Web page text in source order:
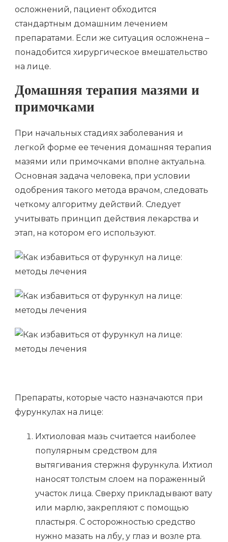
осложнений, пациент обходится
стандартным домашним лечением
препаратами. Если же ситуация осложнена –
понадобится хирургическое вмешательство
на лице.
Домашняя терапия мазями и
примочками
При начальных стадиях заболевания и
легкой форме ее течения домашняя терапия
мазями или примочками вполне актуальна.
Основная задача человека, при условии
одобрения такого метода врачом, следовать
четкому алгоритму действий. Следует
учитывать принцип действия лекарства и
этап, на котором его используют.
Препараты, которые часто назначаются при
фурункулах на лице:
Ихтиоловая мазь считается наиболее
популярным средством для
вытягивания стержня фурункула. Ихтиол
наносят толстым слоем на пораженный
участок лица. Сверху прикладывают вату
или марлю, закрепляют с помощью
пластыря. С осторожностью средство
нужно мазать на лбу, у глаз и возле рта.